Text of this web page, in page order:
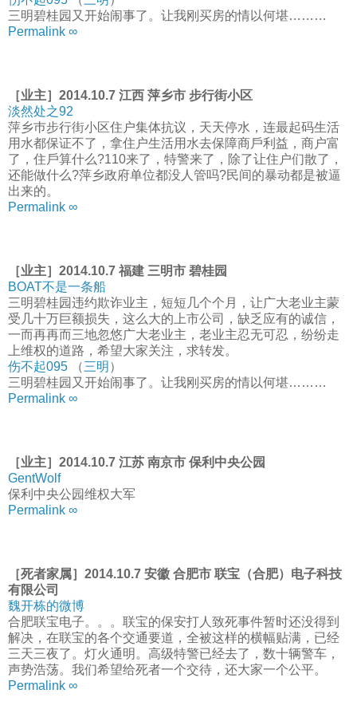
三明碧桂园又开始闹事了。让我刚买房的情以何堪………
Permalink ∞
［业主］2014.10.7 江西 萍乡市 步行街小区
淡然处之92
萍乡巿步行街小区住户集体抗议，天天停水，连最起码生活
用水都保证不了，拿住户生活用水去保障商戶利益，商户富
了，住戶算什么?110来了，特警来了，除了让住户们散了，
还能做什么?萍乡政府单位都没人管吗?民间的暴动都是被逼
出来的。
Permalink ∞
［业主］2014.10.7 福建 三明市 碧桂园
BOAT不是一条船
三明碧桂园违约欺诈业主，短短几个个月，让广大老业主蒙
受几十万巨额损失，这么大的上市公司，缺乏应有的诚信，
一而再再而三地忽悠广大老业主，老业主忍无可忍，纷纷走
上维权的道路，希望大家关注，求转发。
伤不起095 （三明 ）
三明碧桂园又开始闹事了。让我刚买房的情以何堪………
Permalink ∞
［业主］2014.10.7 江苏 南京市 保利中央公园
GentWolf
保利中央公园维权大军
Permalink ∞
［死者家属］2014.10.7 安徽 合肥市 联宝（合肥）电子科技
有限公司
魏开栋的微博
合肥联宝电子。。。联宝的保安打人致死事件暂时还没得到
解决，在联宝的各个交通要道，全被这样的横幅贴满，已经
三天三夜了。灯火通明。高级特警已经去了，数十辆警车，
声势浩荡。我们希望给死者一个交待，还大家一个公平。
Permalink ∞